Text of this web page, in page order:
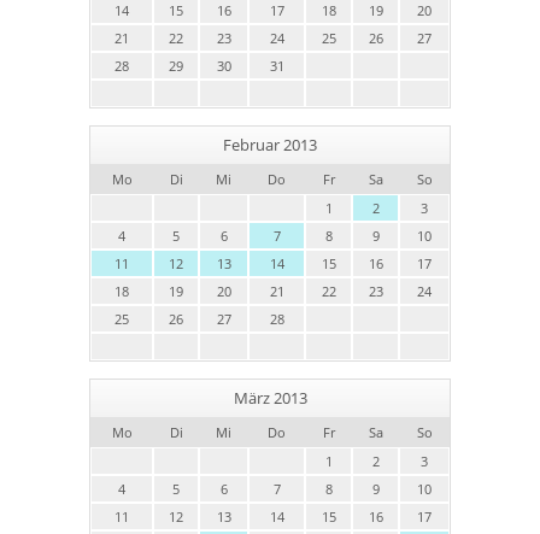
14
15 16 17 18 19
20
21
22 23 24 25 26
27
28
29 30 31
Februar 2013
Mo Di Mi Do Fr Sa
So
1
2
3
4
5 6 7 8 9
10
11
12 13 14 15 16
17
18
19 20 21 22 23
24
25
26 27 28
März 2013
Mo Di Mi Do Fr Sa
So
1
2
3
4
5 6 7 8 9
10
11
12 13 14 15 16
17